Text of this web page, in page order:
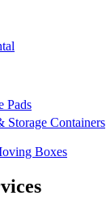
Pads
Storage Containers
Boxes